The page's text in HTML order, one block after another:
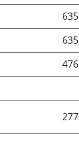
635
635
476
277